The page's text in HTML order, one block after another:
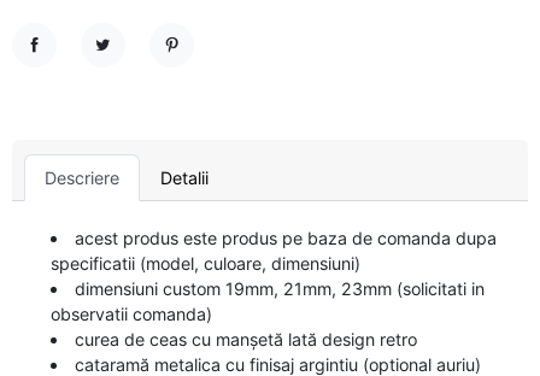
Descriere Detalii
acest produs este produs pe baza de comanda dupa
specificatii (model, culoare, dimensiuni)
dimensiuni custom 19mm, 21mm, 23mm (solicitati in
observatii comanda)
curea de ceas cu manșetă lată design retro
cataramă metalica cu finisaj argintiu (optional auriu)